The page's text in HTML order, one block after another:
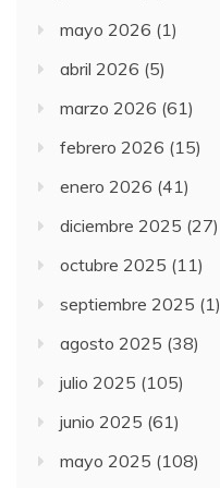
mayo 2026 (1)
abril 2026 (5)
marzo 2026 (61)
febrero 2026 (15)
enero 2026 (41)
diciembre 2025 (27)
octubre 2025 (11)
septiembre 2025 (1)
agosto 2025 (38)
julio 2025 (105)
junio 2025 (61)
mayo 2025 (108)